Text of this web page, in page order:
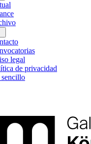
legal
de privacidad